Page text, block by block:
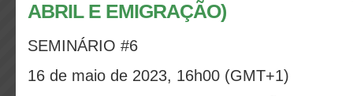
ABRIL E EMIGRAÇÃO)
SEMINÁRIO #6
16 de maio de 2023, 16h00 (GMT+1)